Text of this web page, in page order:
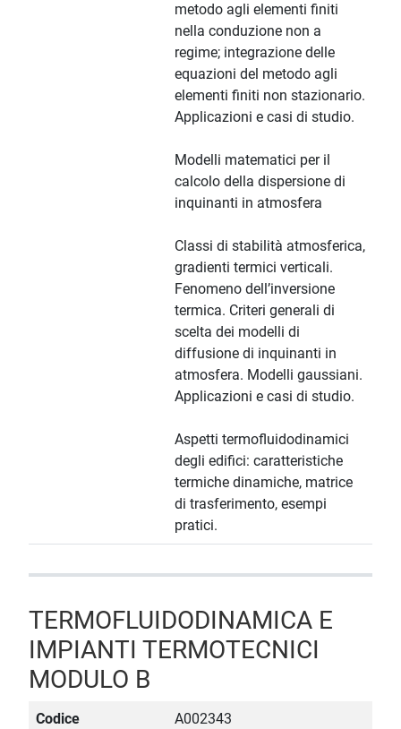
metodo agli elementi finiti
nella conduzione non a
regime; integrazione delle
equazioni del metodo agli
elementi finiti non stazionario.
Applicazioni e casi di studio.
Modelli matematici per il
calcolo della dispersione di
inquinanti in atmosfera
Classi di stabilità atmosferica,
gradienti termici verticali.
Fenomeno dell’inversione
termica. Criteri generali di
scelta dei modelli di
diffusione di inquinanti in
atmosfera. Modelli gaussiani.
Applicazioni e casi di studio.
Aspetti termofluidodinamici
degli edifici: caratteristiche
termiche dinamiche, matrice
di trasferimento, esempi
pratici.
TERMOFLUIDODINAMICA E
IMPIANTI TERMOTECNICI
MODULO B
Codice A002343